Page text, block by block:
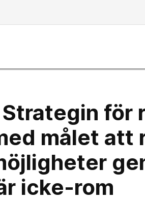
för
målet att
icke-rom